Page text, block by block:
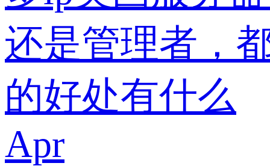
还是管理者，
的好处有什么
Apr